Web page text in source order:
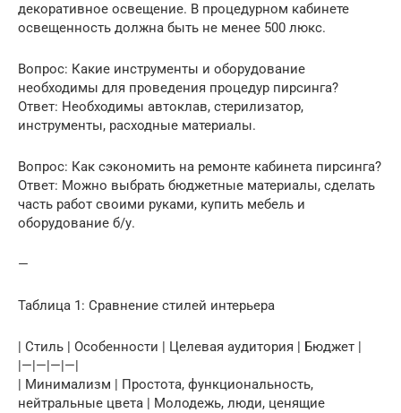
декоративное освещение. В процедурном кабинете
освещенность должна быть не менее 500 люкс.
Вопрос: Какие инструменты и оборудование
необходимы для проведения процедур пирсинга?
Ответ: Необходимы автоклав, стерилизатор,
инструменты, расходные материалы.
Вопрос: Как сэкономить на ремонте кабинета пирсинга?
Ответ: Можно выбрать бюджетные материалы, сделать
часть работ своими руками, купить мебель и
оборудование б/у.
—
Таблица 1: Сравнение стилей интерьера
| Стиль | Особенности | Целевая аудитория | Бюджет |
|—|—|—|—|
| Минимализм | Простота, функциональность,
нейтральные цвета | Молодежь, люди, ценящие